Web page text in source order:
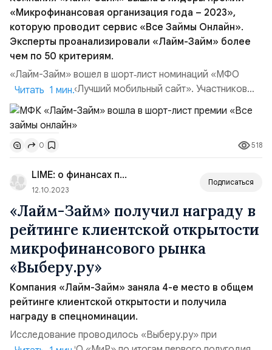
«Микрофинансовая организация года – 2023»,
которую проводит сервис «Все Займы Онлайн».
Эксперты проанализировали «Лайм-Займ» более
чем по 50 критериям.
«Лайм-Займ» вошел в шорт‑лист номинаций «МФО
года 2023» и «Лучший мобильный сайт». Участников
оценивали по нескольким параметрам: выгодным
условиям займов (оценка по более чем 50 критериям),
лояльному отношению к клиентам, удобству сайта,
качеству службы поддержки и отзывам клиентов. В
число лидеров вошли семь компаний. Всего в премии 6
номинаций. ...
Читать 1 мин.
0 518
LIME: о финансах просто
12.10.2023
Подписаться
«Лайм-Займ» получил награду в
рейтинге клиентской открытости
микрофинансового рынка
«Выберу.ру»
Компания «Лайм-Займ» заняла 4-е место в общем
рейтинге клиентской открытости и получила
награду в спецноминации.
Исследование проводилось «Выберу.ру» при